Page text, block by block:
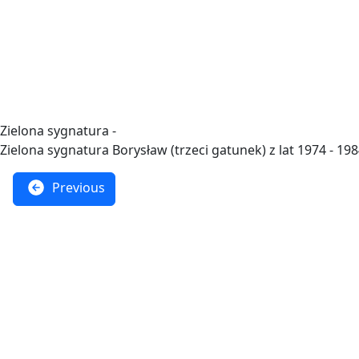
Zielona sygnatura -
Zielona sygnatura Borysław (trzeci gatunek) z lat 1974 -
Previous